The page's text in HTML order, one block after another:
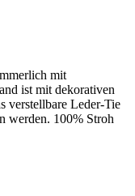
mit
ist mit dekorativen
verstellbare Leder-Tie
werden. 100% Stroh